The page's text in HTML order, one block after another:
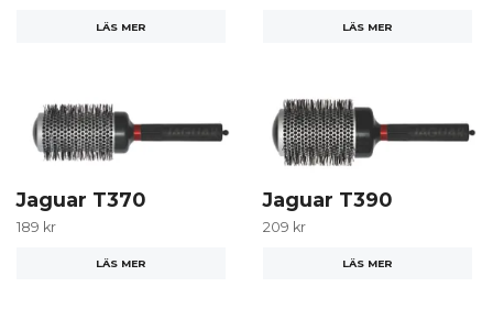
LÄS MER LÄS MER
Jaguar T370
189 kr
LÄS MER
Jaguar T390
209 kr
LÄS MER